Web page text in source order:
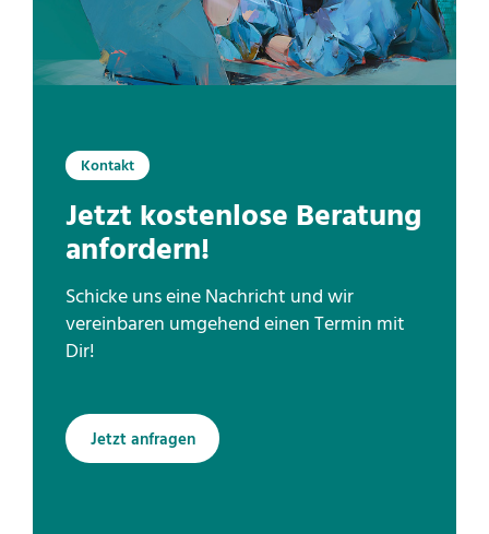
Kontakt
Jetzt kostenlose Beratung
anfordern!
Schicke uns eine Nachricht und wir
vereinbaren umgehend einen Termin mit
Dir!
Jetzt anfragen